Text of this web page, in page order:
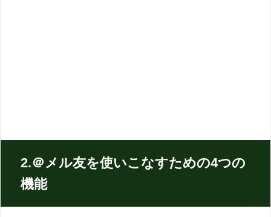
2.＠メル友を使いこなすための4つの
機能